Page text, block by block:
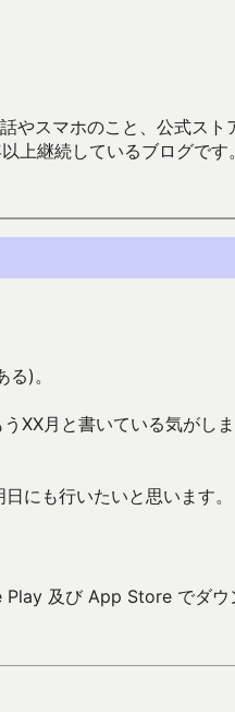
やスマホのこと、公式ス
上継続しているブログ
)。
XX月と書いている気がし
にも行いたいと思います。
Play 及び App Store でダウ